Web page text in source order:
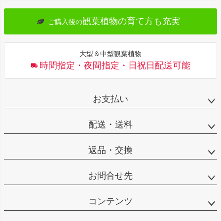
ご購入後の観葉植物の育て方も充実
大型＆中型観葉植物
時間指定・夜間指定・日祝日配送可能
お支払い
配送・送料
返品・交換
お問合せ先
コンテンツ